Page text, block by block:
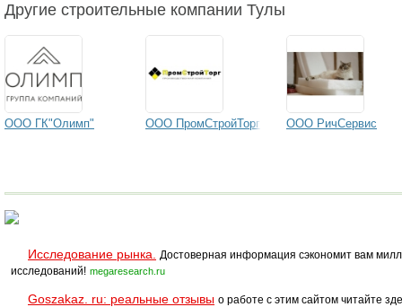
Другие строительные компании Тулы
ООО ГК"Олимп" ООО ПромСтройТорг ООО РичСервис
Исследование рынка.
Достоверная информация сэкономит вам
исследований! megaresearch.ru
Goszakaz. ru: реальные отзывы о работе с этим сайтом читайте